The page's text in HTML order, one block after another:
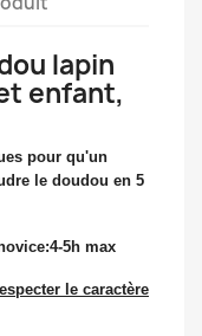
lapin
enfant,
pour qu'un
le doudou en 5
5h max
le caractère